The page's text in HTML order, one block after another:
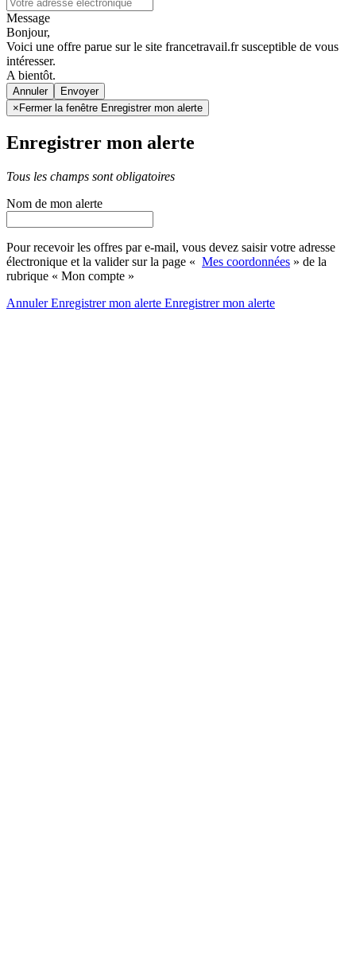
Message
Bonjour,
Voici une offre parue sur le site francetravail.fr susceptible de vous
intéresser.
A bientôt.
Annuler
× Fermer la fenêtre Enregistrer mon alerte
Enregistrer mon alerte
Tous les champs sont obligatoires
Nom de mon alerte
Pour recevoir les offres par e-mail, vous devez saisir votre adresse
électronique et la valider sur la page « Mes coordonnées » de la
rubrique « Mon compte »
AnnulerEnregistrer mon alerte Enregistrermon alerte